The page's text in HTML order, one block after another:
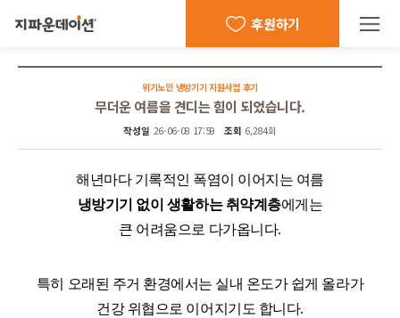
후원하기
위기노인 냉방기기 지원사업 후기
무더운 여름을 견디는 힘이 되었습니다.
작성일 26-06-08 17:59 조회 6,284회
해년마다 기록적인 폭염이 이어지는 여름
냉방기기 없이 생활하는 취약계층에게는
큰 어려움으로 다가옵니다.
특히 오래된 주거 환경에서는 실내 온도가 쉽게 올라가
건강 위협으로 이어지기도 합니다.